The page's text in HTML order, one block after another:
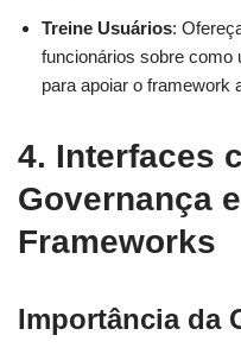
Treine Usuários:
funcionários sobre como
para apoiar o framework
4. Interfaces
Governança
Frameworks
Importância da